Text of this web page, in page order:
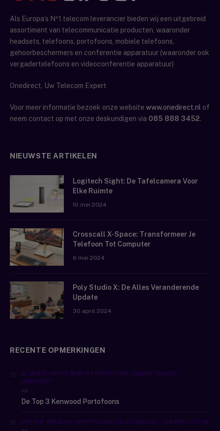
Als Europa’s Nº1 telecom leverancier bieden wij een uitgebreid
assortiment van telecommunicatie producten, waaronder
headsets, telefoons, portofoons, mobiele telefoons,
gehoorbeschermers en conferentie apparatuur (waaronder ook
vergadertelefoons en videoconferentie apparatuur)
Onedirect, Uw Telecom Expert
Voor meer informatie bezoek onze website www.onedirect.nl of
neem contact op met onze deskundigen via 085 888 3452.
NIEUWSTE ARTIKELEN
Logitech Sight: De Tafelcamera Voor
Elke Ruimte
10 mei 2024
Crosscall X-Space: Transformeer Je
Telefoon Tot Computer
6 mei 2024
Poly Studio X: De Alles Veranderende
Update
30 april 2024
RECENTE OPMERKINGEN
DE BESTE GROOT BEREIK PORTOFOONS | WALKIE TALKIES |
ONEDIRECT
op
De Top 3 Kenwood Portofoons
UHF VHF VERSCHIL PORTOFOONS | TELECOMBLOG | ONEDIRECT.CO.NL